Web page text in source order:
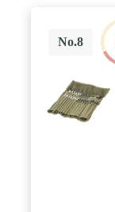
No.8